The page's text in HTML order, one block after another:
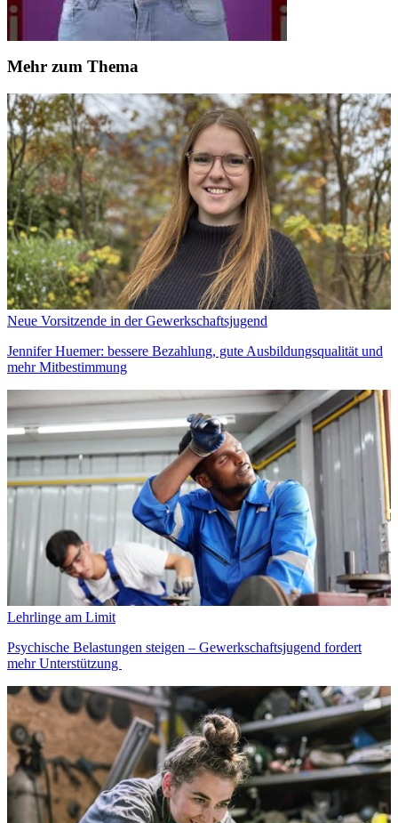
Mehr zum Thema
Neue Vorsitzende in der Gewerkschaftsjugend
Jennifer Huemer: bessere Bezahlung, gute Ausbildungsqualität und
mehr Mitbestimmung
Lehrlinge am Limit
Psychische Belastungen steigen – Gewerkschaftsjugend fordert
mehr Unterstützung